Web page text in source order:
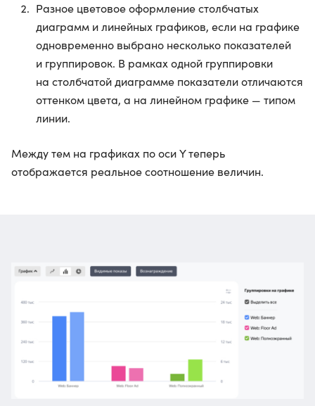
Разное цветовое оформление столбчатых
диаграмм и линейных графиков, если на графике
одновременно выбрано несколько показателей
и группировок. В рамках одной группировки
на столбчатой диаграмме показатели отличаются
оттенком цвета, а на линейном графике — типом
линии.
Между тем на графиках по оси Y теперь
отображается реальное соотношение величин.